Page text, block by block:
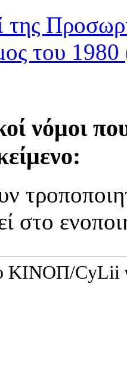
της
του
νόμοι
στο
ΚΙΝOΠ/CyLii